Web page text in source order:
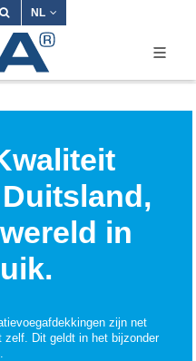
NL
in
zijn net
zelf. Dit geldt in het bijzonder